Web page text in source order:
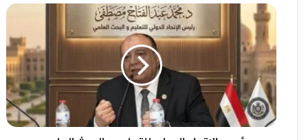
رئيس
الاتحاد
الدولي
للتعليم
والبحث
العلمي:
مباريات
مصر
في